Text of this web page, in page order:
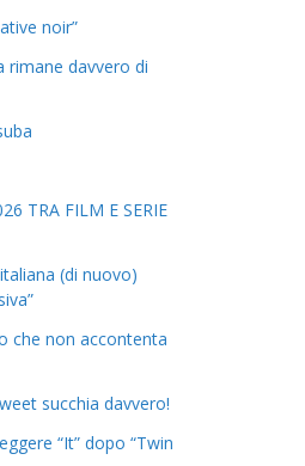
noir”
rimane davvero di
TRA FILM E SERIE
(di nuovo)
che non accontenta
succhia davvero!
“It” dopo “Twin